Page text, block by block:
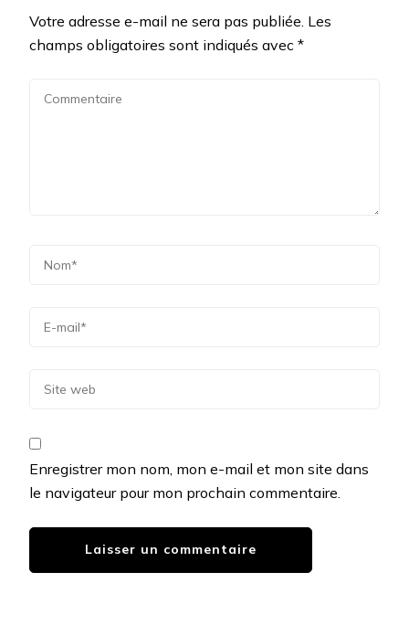
Votre adresse e-mail ne sera pas publiée. Les
champs obligatoires sont indiqués avec *
Enregistrer mon nom, mon e-mail et mon site dans
le navigateur pour mon prochain commentaire.